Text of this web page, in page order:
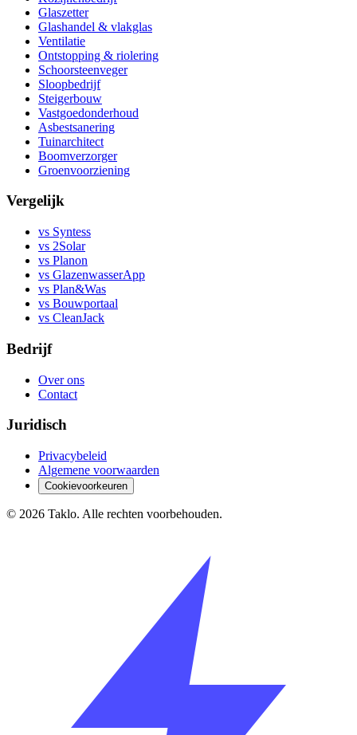
Glaszetter
Glashandel & vlakglas
Ventilatie
Ontstopping & riolering
Schoorsteenveger
Sloopbedrijf
Steigerbouw
Vastgoedonderhoud
Asbestsanering
Tuinarchitect
Boomverzorger
Groenvoorziening
Vergelijk
vs Syntess
vs 2Solar
vs Planon
vs GlazenwasserApp
vs Plan&Was
vs Bouwportaal
vs CleanJack
Bedrijf
Over ons
Contact
Juridisch
Privacybeleid
Algemene voorwaarden
Cookievoorkeuren
© 2026 Taklo. Alle rechten voorbehouden.